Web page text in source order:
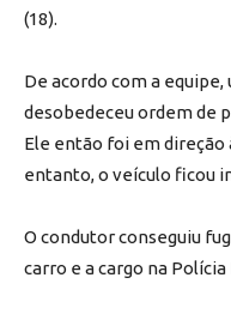
(18).
De acordo com a
desobedeceu ordem de
Ele então foi em direção
entanto, o veículo ficou
O condutor conseguiu
carro e a cargo na Polícia